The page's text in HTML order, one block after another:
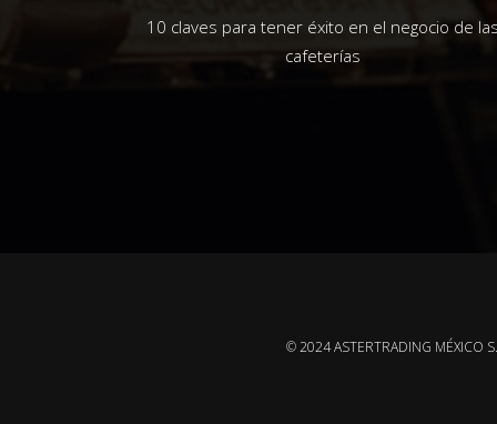
10 claves para tener éxito en el negocio de
cafeterías
© 2024 ASTERTRADING MÉXICO